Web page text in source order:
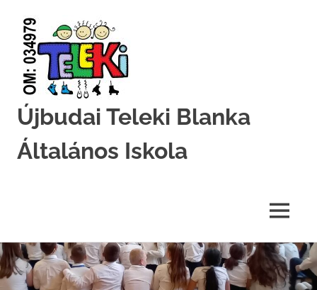
Skip
to
content
Újbudai Teleki Blanka
Általános Iskola
MENU